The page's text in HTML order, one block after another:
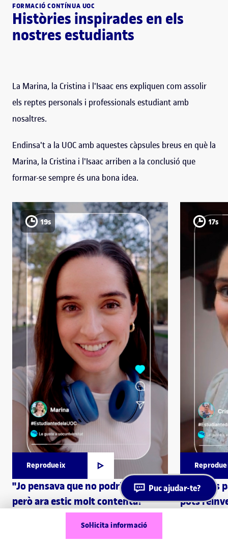
Sol·licita informació
FORMACIÓ CONTÍNUA UOC
Històries inspirades en els
nostres estudiants
La Marina, la Cristina i l'Isaac ens expliquen com assolir
els reptes personals i professionals estudiant amb
nosaltres.
Endinsa't a la UOC amb aquestes càpsules breus en què la
Marina, la Cristina i l'Isaac arriben a la conclusió que
formar-se sempre és una bona idea.
Reprodueix
19s
"Jo pensava que no podria amb tot,
però ara estic molt contenta!"
Marina, estudiant de la UOC
17s
"Els anys
pots
Puc ajudar-te?